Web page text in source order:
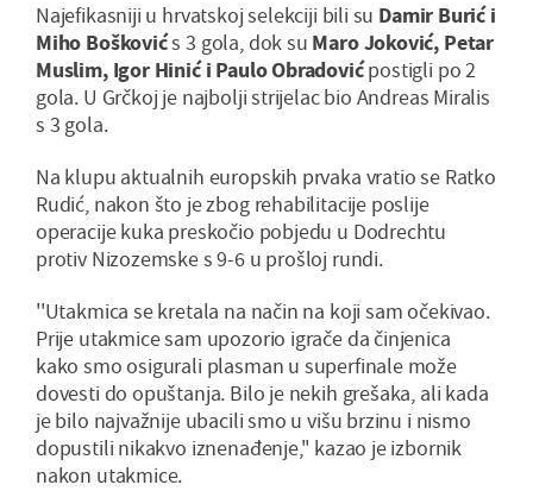
Najefikasniji u hrvatskoj selekciji bili su Damir Burić i
Miho Boškovićs 3 gola, dok su Maro Joković, Petar
Muslim, Igor Hinić i Paulo Obradovićpostigli po 2
gola. U Grčkoj je najbolji strijelac bio Andreas Miralis
s 3 gola.
Na klupu aktualnih europskih prvaka vratio se Ratko
Rudić, nakon što je zbog rehabilitacije poslije
operacije kuka preskočio pobjedu u Dodrechtu
protiv Nizozemske s 9-6 u prošloj rundi.
''Utakmica se kretala na način na koji sam očekivao.
Prije utakmice sam upozorio igrače da činjenica
kako smo osigurali plasman u superfinale može
dovesti do opuštanja. Bilo je nekih grešaka, ali kada
je bilo najvažnije ubacili smo u višu brzinu i nismo
dopustili nikakvo iznenađenje,'' kazao je izbornik
nakon utakmice.